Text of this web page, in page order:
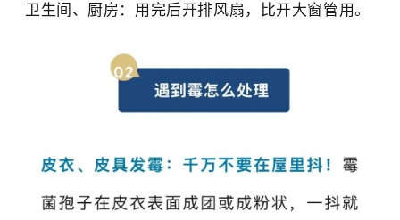
卫生间、厨房：用完后开排风扇，比开大窗管用。